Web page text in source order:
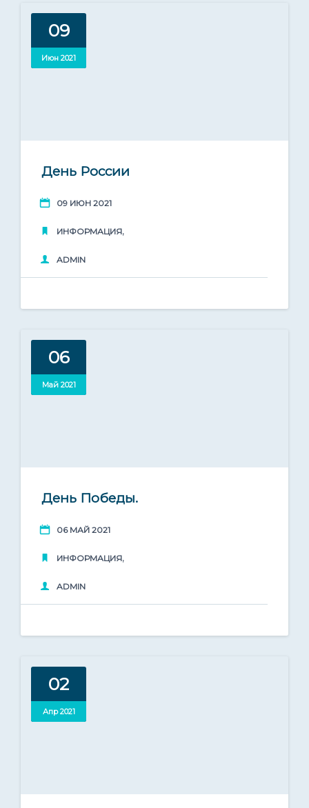
09
Июн 2021
День России
09 ИЮН 2021
ИНФОРМАЦИЯ,
ADMIN
06
Май 2021
День Победы.
06 МАЙ 2021
ИНФОРМАЦИЯ,
ADMIN
02
Апр 2021